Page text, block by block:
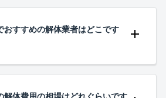
おすすめの解体業者はどこです